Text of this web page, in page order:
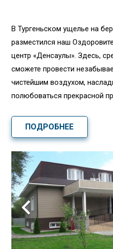
В Тургеньском ущелье на
разместился наш
центр «Денсаулық». Здесь,
сможете провести
чистейшим воздухом,
полюбоваться прекрасной
ПОДРОБНЕЕ